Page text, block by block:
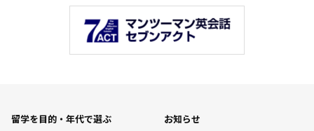
留学を目的・年代で選ぶ お知らせ